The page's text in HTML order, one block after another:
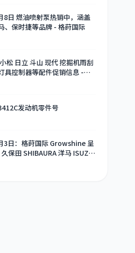
8日 燃油喷射泵热销中，涵盖
、保时捷等品牌 - 格莳国际
松 日立 斗山 现代 挖掘机雨刮
具控制器等配件促销信息 -
日
发动机零件号
3日：格莳国际 Growshine 呈
保田 SHIBAURA 洋马 ISUZU
机 重卡 汽车 RHF3 涡轮增压